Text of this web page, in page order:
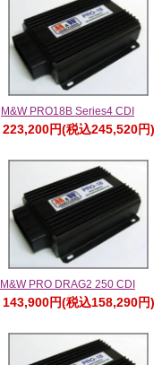
M&W PRO18B Series4 CDI
223,200円(税込245,520円)
M&W PRO DRAG2 250 CDI
143,900円(税込158,290円)